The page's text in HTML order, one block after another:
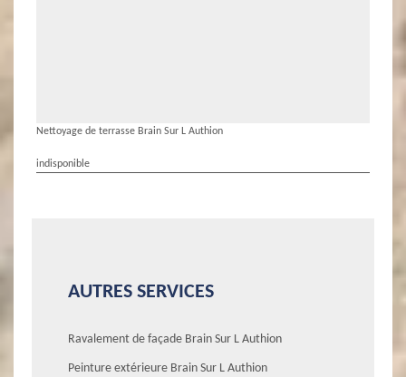
Nettoyage de terrasse Brain Sur L Authion
indisponible
AUTRES SERVICES
Ravalement de façade Brain Sur L Authion
Peinture extérieure Brain Sur L Authion